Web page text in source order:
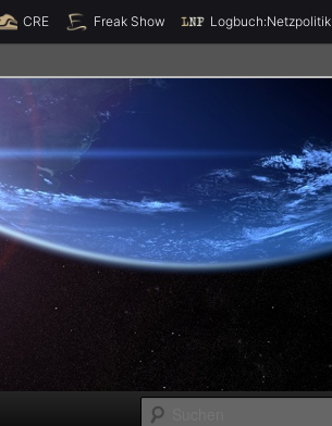
Spende jetzt!
CRE Freak Show Logbuch:Netzpolitik